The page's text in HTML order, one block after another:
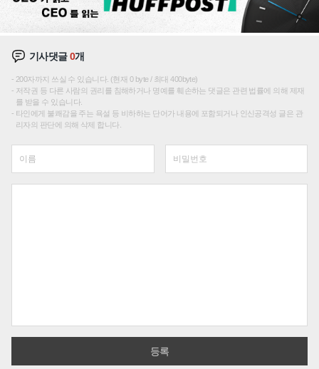
기사댓글0개
200자까지 쓰실 수 있습니다. (현재 0 byte / 최대 400byte)
저작권 등 다른 사람의 권리를 침해하거나 명예를 훼손하는 댓글은 관련 법률에 의해 제재
를 받을 수 있습니다.
타인에게 불쾌감을 주는 욕설 등 비하하는 단어가 내용에 포함되거나 인신공격성 글은 관
리자의 판단에 의해 삭제 합니다.